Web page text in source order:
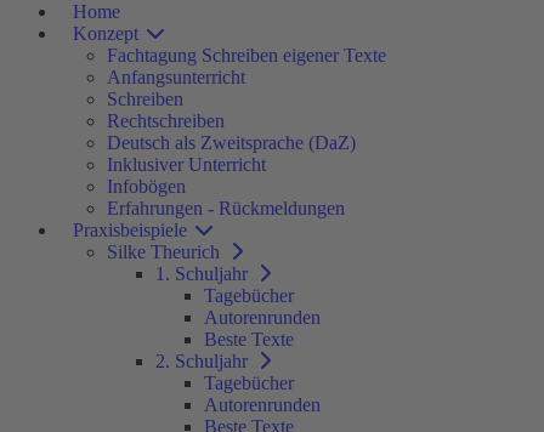
Home
Konzept
Fachtagung Schreiben eigener Texte
Anfangsunterricht
Schreiben
Rechtschreiben
Deutsch als Zweitsprache (DaZ)
Inklusiver Unterricht
Infobögen
Erfahrungen - Rückmeldungen
Praxisbeispiele
Silke Theurich
1. Schuljahr
Tagebücher
Autorenrunden
Beste Texte
2. Schuljahr
Tagebücher
Autorenrunden
Beste Texte